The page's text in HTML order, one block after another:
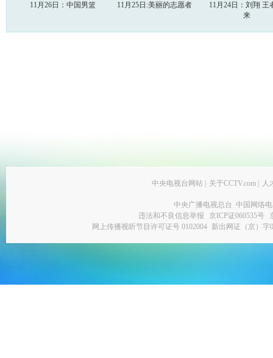
11月26日：中国男篮
11月25日:美丽的志愿者
11月24日：刘翔 王
来
中央电视台网站 关于CCTV.com 人
中央广播电视总台 中国网络
违法和不良信息举报
京ICP证060535号
网上传播视听节目许可证号 0102004 新出网证（京）